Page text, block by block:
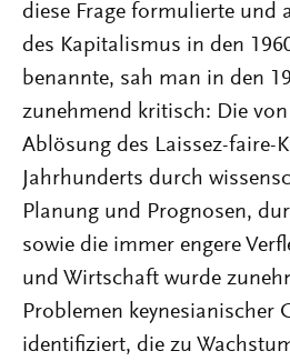
diese Frage formulierte und
des Kapitalismus in den
benannte, sah man in den
zunehmend kritisch: Die
Ablösung des Laissez-faire-
Jahrhunderts durch
Planung und Prognosen,
sowie die immer engere
und Wirtschaft wurde
Problemen keynesianischer
identifiziert, die zu